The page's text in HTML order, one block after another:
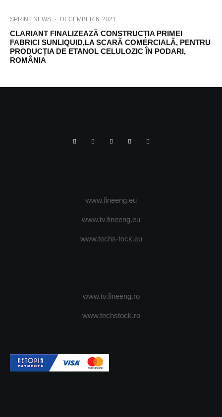
SPRINT NEWS · DECEMBER 6, 2021
CLARIANT FINALIZEAZÃ CONSTRUCȚIA PRIMEI
FABRICI SUNLIQUID,LA SCARÃ COMERCIALÃ, PENTRU
PRODUCȚIA DE ETANOL CELULOZIC ÎN PODARI,
ROMÂNIA
www.fineeng.eu
www.tv.fineeng.eu
www.techs-tock.eu
www.tv.fineeng.ro
www.techstock.ro